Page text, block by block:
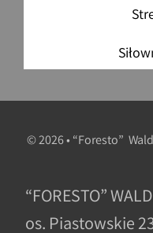
© 2026 • “Foresto”
“FORESTO”
os. Piastowskie